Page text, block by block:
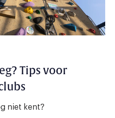
Tips voor
niet kent?